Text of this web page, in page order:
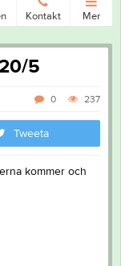
Kontakt Mer
5
237
0
Tweeta
kommer och